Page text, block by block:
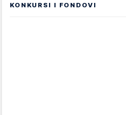
KONKURSI I FONDOVI